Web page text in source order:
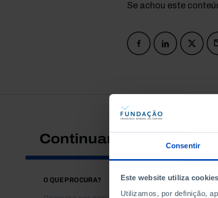
Consentir
Este website utiliza cookies
Utilizamos, por definição,
Se achou este
Continuar a pesquisar
O QUE PROCURA?